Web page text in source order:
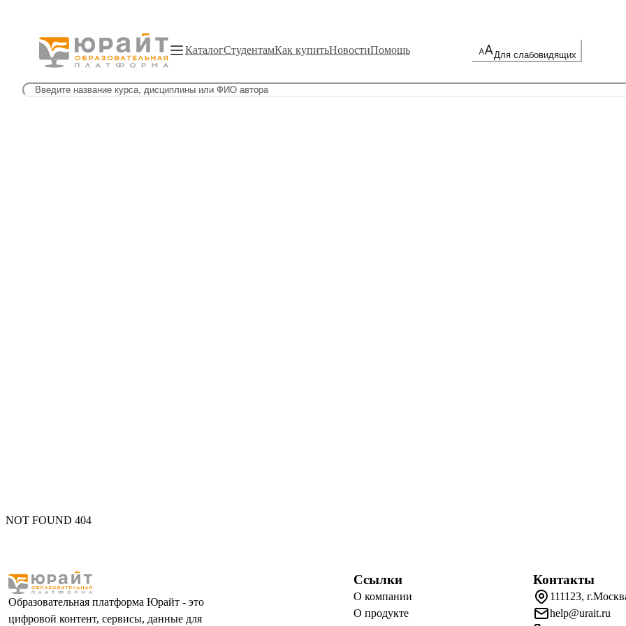
КаталогСтудентамКак купитьНовостиПомощь Для слабовидящих
NOT FOUND 404
Образовательная платформа Юрайт - это
цифровой контент, сервисы, данные для
Ссылки
О компании
О продукте
Контакты
111123,
help@urait.ru